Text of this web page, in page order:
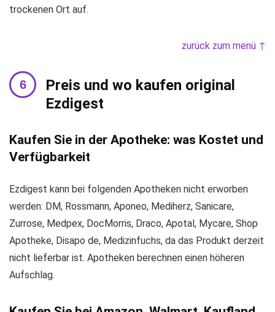
trockenen Ort auf.
zurück zum menü ↑
Preis und wo kaufen original
Ezdigest
Kaufen Sie in der Apotheke: was Kostet und
Verfügbarkeit
Ezdigest kann bei folgenden Apotheken nicht erworben
werden: DM, Rossmann, Aponeo, Mediherz, Sanicare,
Zurrose, Medpex, DocMorris, Draco, Apotal, Mycare, Shop
Apotheke, Disapo de, Medizinfuchs, da das Produkt derzeit
nicht lieferbar ist. Apotheken berechnen einen höheren
Aufschlag.